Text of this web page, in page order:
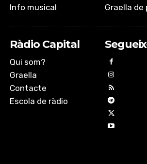
Info musical
Graella de
Ràdio Capital
Qui som?
Graella
Contacte
Escola de ràdio